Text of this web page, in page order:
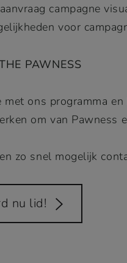
campagne
voor
PAWNESS
met ons programma
om van Pawness
zo snel mogelijk
nu lid!